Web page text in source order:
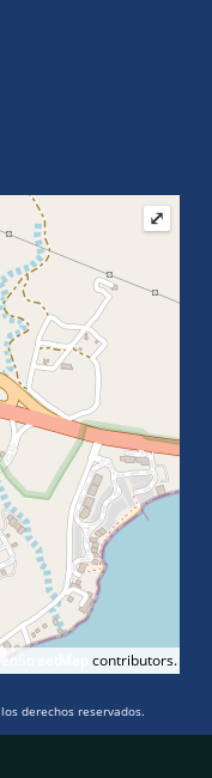
contributors.
⤢
derechos reservados.